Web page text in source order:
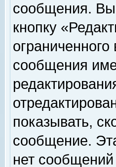
сообщения. Вы
кнопку
сообщения
показывать,
сообщение.
нет